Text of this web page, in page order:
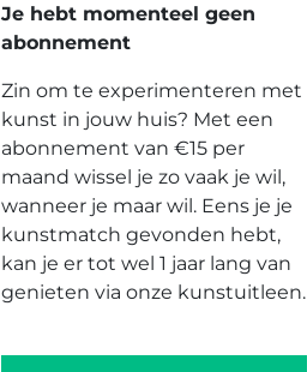
Je hebt momenteel geen
abonnement
Zin om te experimenteren met
kunst in jouw huis? Met een
abonnement van €15 per
maand wissel je zo vaak je wil,
wanneer je maar wil. Eens je je
kunstmatch gevonden hebt,
kan je er tot wel 1 jaar lang van
genieten via onze kunstuitleen.